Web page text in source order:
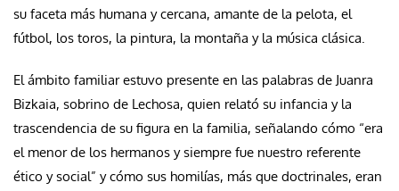
su faceta más humana y cercana, amante de la pelota, el
fútbol, los toros, la pintura, la montaña y la música clásica.
El ámbito familiar estuvo presente en las palabras de Juanra
Bizkaia, sobrino de Lechosa, quien relató su infancia y la
trascendencia de su figura en la familia, señalando cómo “era
el menor de los hermanos y siempre fue nuestro referente
ético y social” y cómo sus homilías, más que doctrinales, eran